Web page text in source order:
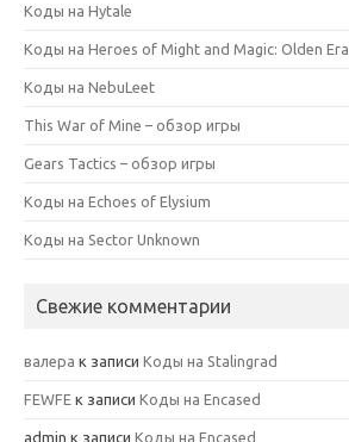
Коды на Hytale
Коды на Heroes of Might and Magic: Olden Era
Коды на NebuLeet
This War of Mine – обзор игры
Gears Tactics – обзор игры
Коды на Echoes of Elysium
Коды на Sector Unknown
Свежие комментарии
валера к записи Коды на Stalingrad
FEWFE к записи Коды на Encased
admin к записи Коды на Encased